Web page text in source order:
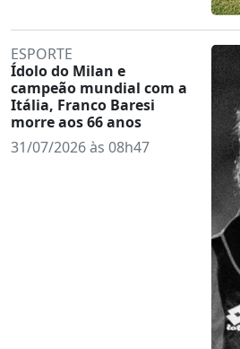
ESPORTE
Ídolo do Milan e
campeão mundial com a
Itália, Franco Baresi
morre aos 66 anos
31/07/2026 às 08h47